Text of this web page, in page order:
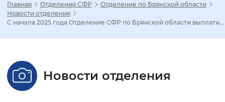
Настройка режима отображения
Стандартный Увеличенный
Главная Отделения СФР
Отделение по Брянской области
Новости отделения
С начала 2025 года Отделение СФР по Брянской области выплати...
Новости отделения